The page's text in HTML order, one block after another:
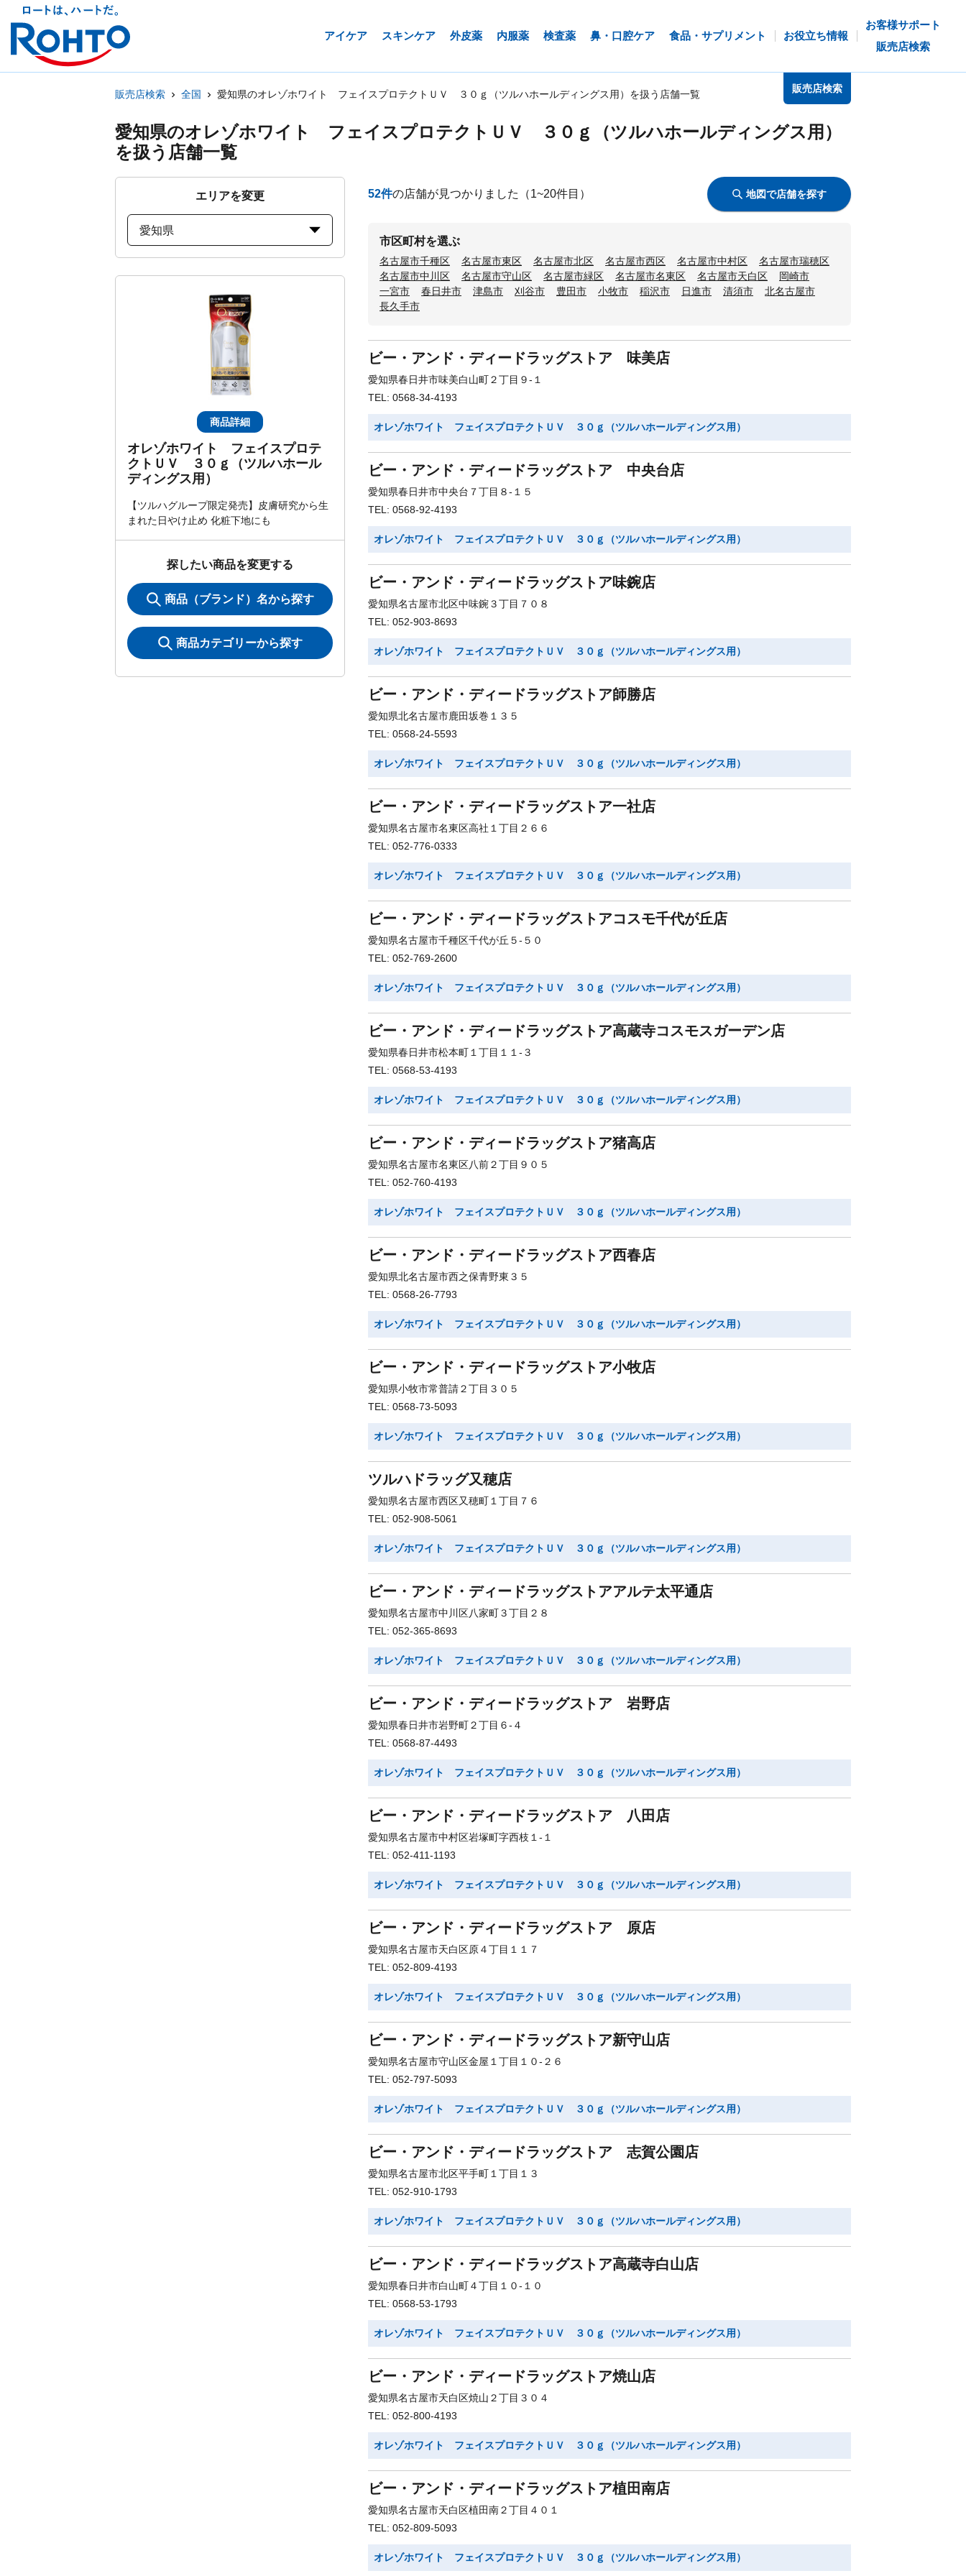
アイケア スキンケア 外皮薬 内服薬 検査薬 鼻・口腔ケア 食品・サプリメント お役立ち情報
お客様サポート
販売店検索
販売店検索 全国 愛知県のオレゾホワイト フェイスプロテクトＵＶ ３０ｇ（ツルハホールディングス用）を扱う店舗一覧 販売店検索
愛知県のオレゾホワイト フェイスプロテクトＵＶ ３０ｇ（ツルハホールディングス用）
を扱う店舗一覧
エリアを変更
愛知県
商品詳細
オレゾホワイト フェイスプロテ
クトＵＶ ３０ｇ（ツルハホール
ディングス用）
【ツルハグループ限定発売】皮膚研究から生
まれた日やけ止め 化粧下地にも
探したい商品を変更する
商品（ブランド）名から探す
商品カテゴリーから探す
52件の店舗が見つかりました （1~20件目） 地図で店舗を探す
市区町村を選ぶ
名古屋市千種区 名古屋市東区 名古屋市北区 名古屋市西区 名古屋市中村区
名古屋市瑞穂区
名古屋市中川区
名古屋市守山区 名古屋市緑区 名古屋市名東区 名古屋市天白区
岡崎市
一宮市
春日井市 津島市 刈谷市 豊田市 小牧市 稲沢市 日進市 清須市
北名古屋市
長久手市
ビー・アンド・ディードラッグストア 味美店
愛知県春日井市味美白山町２丁目９-１
TEL: 0568-34-4193
オレゾホワイト フェイスプロテクトＵＶ ３０ｇ（ツルハホールディングス用）
ビー・アンド・ディードラッグストア 中央台店
愛知県春日井市中央台７丁目８-１５
TEL: 0568-92-4193
オレゾホワイト フェイスプロテクトＵＶ ３０ｇ（ツルハホールディングス用）
ビー・アンド・ディードラッグストア味鋺店
愛知県名古屋市北区中味鋺３丁目７０８
TEL: 052-903-8693
オレゾホワイト フェイスプロテクトＵＶ ３０ｇ（ツルハホールディングス用）
ビー・アンド・ディードラッグストア師勝店
愛知県北名古屋市鹿田坂巻１３５
TEL: 0568-24-5593
オレゾホワイト フェイスプロテクトＵＶ ３０ｇ（ツルハホールディングス用）
ビー・アンド・ディードラッグストア一社店
愛知県名古屋市名東区高社１丁目２６６
TEL: 052-776-0333
オレゾホワイト フェイスプロテクトＵＶ ３０ｇ（ツルハホールディングス用）
ビー・アンド・ディードラッグストアコスモ千代が丘店
愛知県名古屋市千種区千代が丘５-５０
TEL: 052-769-2600
オレゾホワイト フェイスプロテクトＵＶ ３０ｇ（ツルハホールディングス用）
ビー・アンド・ディードラッグストア高蔵寺コスモスガーデン店
愛知県春日井市松本町１丁目１１-３
TEL: 0568-53-4193
オレゾホワイト フェイスプロテクトＵＶ ３０ｇ（ツルハホールディングス用）
ビー・アンド・ディードラッグストア猪高店
愛知県名古屋市名東区八前２丁目９０５
TEL: 052-760-4193
オレゾホワイト フェイスプロテクトＵＶ ３０ｇ（ツルハホールディングス用）
ビー・アンド・ディードラッグストア西春店
愛知県北名古屋市西之保青野東３５
TEL: 0568-26-7793
オレゾホワイト フェイスプロテクトＵＶ ３０ｇ（ツルハホールディングス用）
ビー・アンド・ディードラッグストア小牧店
愛知県小牧市常普請２丁目３０５
TEL: 0568-73-5093
オレゾホワイト フェイスプロテクトＵＶ ３０ｇ（ツルハホールディングス用）
ツルハドラッグ又穂店
愛知県名古屋市西区又穂町１丁目７６
TEL: 052-908-5061
オレゾホワイト フェイスプロテクトＵＶ ３０ｇ（ツルハホールディングス用）
ビー・アンド・ディードラッグストアアルテ太平通店
愛知県名古屋市中川区八家町３丁目２８
TEL: 052-365-8693
オレゾホワイト フェイスプロテクトＵＶ ３０ｇ（ツルハホールディングス用）
ビー・アンド・ディードラッグストア 岩野店
愛知県春日井市岩野町２丁目６-４
TEL: 0568-87-4493
オレゾホワイト フェイスプロテクトＵＶ ３０ｇ（ツルハホールディングス用）
ビー・アンド・ディードラッグストア 八田店
愛知県名古屋市中村区岩塚町字西枝１-１
TEL: 052-411-1193
オレゾホワイト フェイスプロテクトＵＶ ３０ｇ（ツルハホールディングス用）
ビー・アンド・ディードラッグストア 原店
愛知県名古屋市天白区原４丁目１１７
TEL: 052-809-4193
オレゾホワイト フェイスプロテクトＵＶ ３０ｇ（ツルハホールディングス用）
ビー・アンド・ディードラッグストア新守山店
愛知県名古屋市守山区金屋１丁目１０-２６
TEL: 052-797-5093
オレゾホワイト フェイスプロテクトＵＶ ３０ｇ（ツルハホールディングス用）
ビー・アンド・ディードラッグストア 志賀公園店
愛知県名古屋市北区平手町１丁目１３
TEL: 052-910-1793
オレゾホワイト フェイスプロテクトＵＶ ３０ｇ（ツルハホールディングス用）
ビー・アンド・ディードラッグストア高蔵寺白山店
愛知県春日井市白山町４丁目１０-１０
TEL: 0568-53-1793
オレゾホワイト フェイスプロテクトＵＶ ３０ｇ（ツルハホールディングス用）
ビー・アンド・ディードラッグストア焼山店
愛知県名古屋市天白区焼山２丁目３０４
TEL: 052-800-4193
オレゾホワイト フェイスプロテクトＵＶ ３０ｇ（ツルハホールディングス用）
ビー・アンド・ディードラッグストア植田南店
愛知県名古屋市天白区植田南２丁目４０１
TEL: 052-809-5093
オレゾホワイト フェイスプロテクトＵＶ ３０ｇ（ツルハホールディングス用）